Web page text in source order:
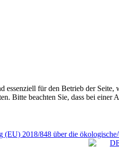
2018/848 über die
für den Betrieb der
Bitte beachten Sie, dass bei